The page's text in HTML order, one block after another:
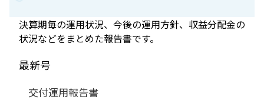
決算期毎の運用状況、今後の運用方針、収益分配金の
状況などをまとめた報告書です。
最新号
交付運用報告書